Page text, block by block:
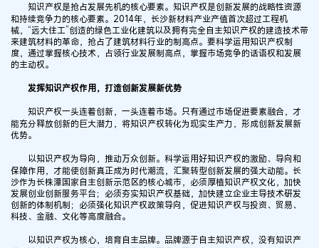
知识产权是抢占发展先机的核心要素。知识产权是创新发展的战略性资源
和持续竞争力的核心要素。2014年，长沙新材料产业产值首次超过工程机
械，“远大住工”创造的绿色工业化建筑以及拥有完全自主知识产权的建造技术带
来建筑材料的革命，抢占了建筑材料行业的制高点。要科学运用知识产权制
度，通过掌握核心技术，占领行业发展制高点，掌握市场竞争的话语权和发展
的主动权。
发挥知识产权作用，打造创新发展新优势
知识产权一头连着创新，一头连着市场。只有通过市场促进要素融合，才
能充分释放创新的巨大潜力，将知识产权转化为现实生产力，形成创新发展新
优势。
以知识产权为导向，推动万众创新。科学运用好知识产权的激励、导向和
保障作用，才能使创新真正成为时代潮流，汇聚转型创新发展的强大动能。长
沙作为长株潭国家自主创新示范区的核心城市，必须厚植知识产权文化，加快
发展创业创新服务平台；必须夯实知识产权基础，加快建立企业主导技术研发
创新的体制机制；必须强化知识产权政策导向，促进知识产权与投资、贸易、
科技、金融、文化等高度融合。
以知识产权为核心，培育自主品牌。品牌源于自主知识产权，没有知识产